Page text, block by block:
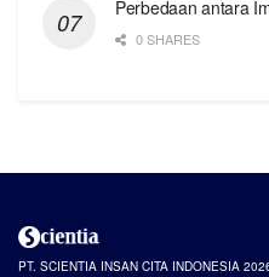
Perbedaan antara
0 SHARES
PT. SCIENTIA INSAN CITA INDONESIA